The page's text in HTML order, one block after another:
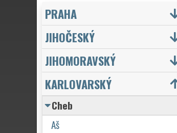
PRAHA
JIHOČESKÝ
JIHOMORAVSKÝ
KARLOVARSKÝ
Cheb
Aš